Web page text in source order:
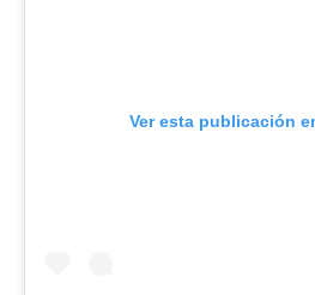
Ver esta publicación